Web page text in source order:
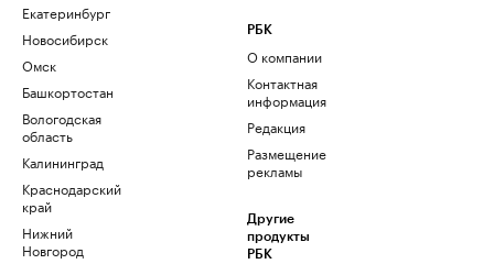
Екатеринбург
Новосибирск
Омск
Башкортостан
Вологодская
область
Калининград
Краснодарский
край
Нижний
Новгород
РБК
О компании
Контактная
информация
Редакция
Размещение
рекламы
Другие
продукты
РБК